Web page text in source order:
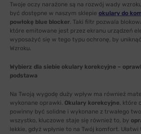
Twoje oczy narażone są na rozwój wady
być dostępne w naszym sklepie okulary do
powłokę blue blocker. Taki filtr pozwala
które emitowane jest przez ekranu urządzeń
wyposażyć się w tego typu ochronę, by
Wzroku.
Wybierz dla siebie okulary korekcyjne –
podstawa
Na Twoją wygodę duży wpływ ma również
wykonane oprawki. Okulary korekcyjne, które
powinny być solidne i wykonane z trwałego
wszystko, kluczowe staje się również to, by
lekkie, gdyż wpłynie to na Twój komfort.